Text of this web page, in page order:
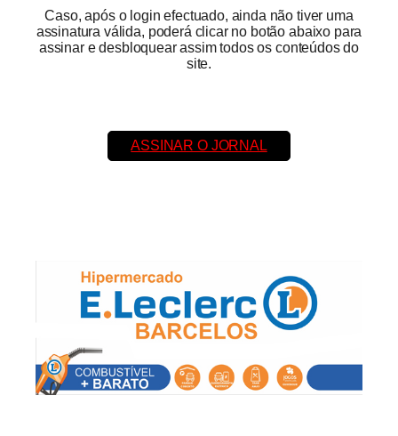
Caso, após o login efectuado, ainda não tiver uma
assinatura válida, poderá clicar no botão abaixo para
assinar e desbloquear assim todos os conteúdos do
site.
ASSINAR O JORNAL